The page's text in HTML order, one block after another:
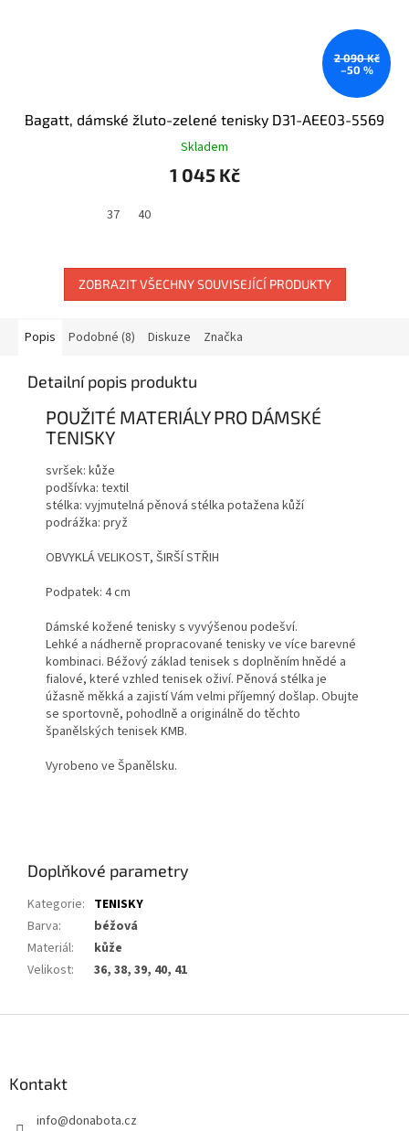
2 090 Kč
–50 %
Bagatt, dámské žluto-zelené tenisky D31-AEE03-5569
Skladem
1 045 Kč
37 40
ZOBRAZIT VŠECHNY SOUVISEJÍCÍ PRODUKTY
Popis Podobné (8) Diskuze Značka
Detailní popis produktu
POUŽITÉ MATERIÁLY PRO DÁMSKÉ
TENISKY
svršek: kůže
podšívka: textil
stélka: vyjmutelná pěnová stélka potažena kůží
podrážka: pryž
OBVYKLÁ VELIKOST, ŠIRŠÍ STŘIH
Podpatek: 4 cm
Dámské kožené tenisky s vyvýšenou podešví.
Lehké a nádherně propracované tenisky ve více barevné
kombinaci. Béžový základ tenisek s doplněním hnědé a
fialové, které vzhled tenisek oživí. Pěnová stélka je
úžasně měkká a zajistí Vám velmi příjemný došlap. Obujte
se sportovně, pohodlně a originálně do těchto
španělských tenisek KMB.
Vyrobeno ve Španělsku.
Doplňkové parametry
Kategorie: TENISKY
Barva:
béžová
Materiál:
kůže
Velikost: 36, 38, 39, 40, 41
Kontakt
info@donabota.cz